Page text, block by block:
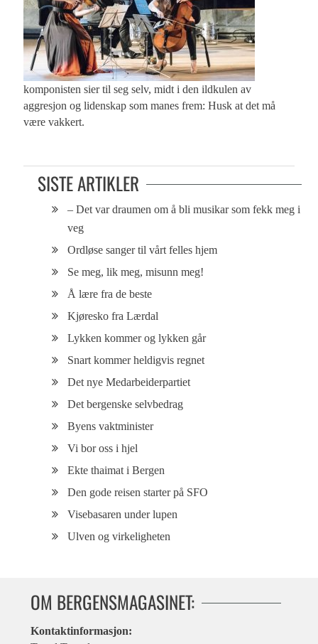
komponisten sier til seg selv, midt i den ildkulen av
aggresjon og lidenskap som manes frem: Husk at det må
være vakkert.
SISTE ARTIKLER
– Det var draumen om å bli musikar som fekk meg i
veg
Ordløse sanger til vårt felles hjem
Se meg, lik meg, misunn meg!
Å lære fra de beste
Kjøresko fra Lærdal
Lykken kommer og lykken går
Snart kommer heldigvis regnet
Det nye Medarbeiderpartiet
Det bergenske selvbedrag
Byens vaktminister
Vi bor oss i hjel
Ekte thaimat i Bergen
Den gode reisen starter på SFO
Visebasaren under lupen
Ulven og virkeligheten
OM BERGENSMAGASINET:
Kontaktinformasjon: